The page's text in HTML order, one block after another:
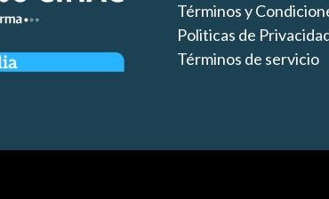
Términos y
Politicas de
Términos de servicio